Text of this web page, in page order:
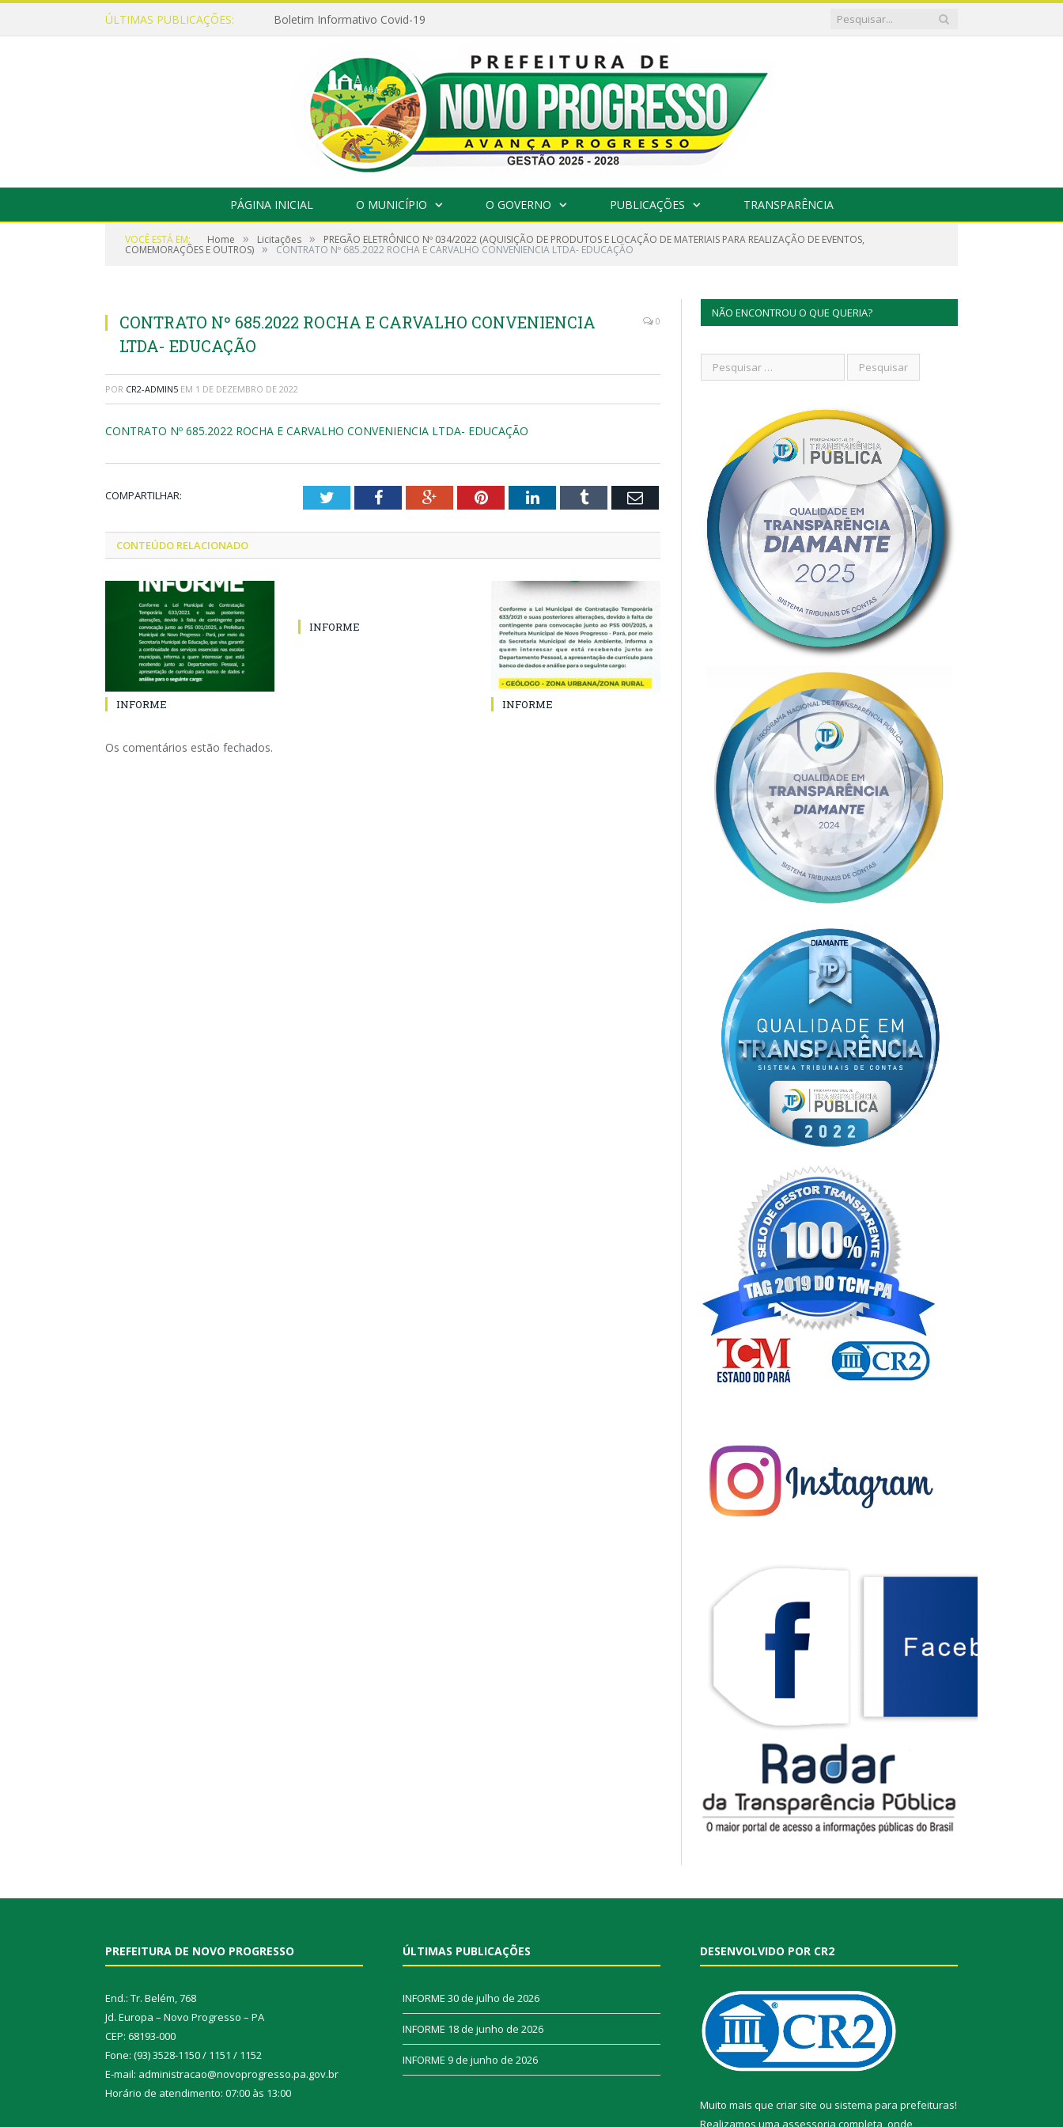
ÚLTIMAS PUBLICAÇÕES: Boletim Informativo Covid-19
PÁGINA INICIAL O MUNICÍPIO O GOVERNO PUBLICAÇÕES TRANSPARÊNCIA
VOCÊ ESTÁ EM: Home » Licitações » PREGÃO ELETRÔNICO Nº 034/2022 (AQUISIÇÃO DE PRODUTOS E LOCAÇÃO DE MATERIAIS PARA REALIZAÇÃO DE EVENTOS,
COMEMORAÇÕES E OUTROS) » CONTRATO Nº 685.2022 ROCHA E CARVALHO CONVENIENCIA LTDA- EDUCAÇÃO
CONTRATO Nº 685.2022 ROCHA E CARVALHO CONVENIENCIA
LTDA- EDUCAÇÃO
0
POR CR2-ADMIN5 EM 1 DE DEZEMBRO DE 2022
CONTRATO Nº 685.2022 ROCHA E CARVALHO CONVENIENCIA LTDA- EDUCAÇÃO
COMPARTILHAR: TwitterFacebookGoogle+PinterestLinkedInTumblr Email
CONTEÚDO RELACIONADO
INFORME
INFORME
INFORME
Os comentários estão fechados.
NÃO ENCONTROU O QUE QUERIA?
PREFEITURA DE NOVO PROGRESSO
End.: Tr. Belém, 768
Jd. Europa – Novo Progresso – PA
CEP: 68193-000
Fone: (93) 3528-1150 / 1151 / 1152
E-mail: administracao@novoprogresso.pa.gov.br
Horário de atendimento: 07:00 às 13:00
ÚLTIMAS PUBLICAÇÕES
INFORME 30 de julho de 2026
INFORME 18 de junho de 2026
INFORME 9 de junho de 2026
DESENVOLVIDO POR CR2
Muito mais que criar site ou sistema para prefeituras!
Realizamos uma assessoria completa, onde